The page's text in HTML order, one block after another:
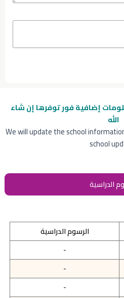
إضافيةفور توفرها إن شاء
الله
We will update the school
school
الدراسية
الرسوم الدراسية
-
-
-